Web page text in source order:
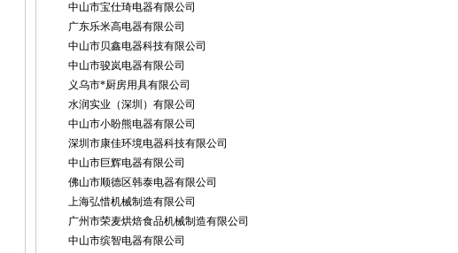
中山市宝仕琦电器有限公司
广东乐米高电器有限公司
中山市贝鑫电器科技有限公司
中山市骏岚电器有限公司
义乌市*厨房用具有限公司
水润实业（深圳）有限公司
中山市小盼熊电器有限公司
深圳市康佳环境电器科技有限公司
中山市巨辉电器有限公司
佛山市顺德区韩泰电器有限公司
上海弘惜机械制造有限公司
广州市荣麦烘焙食品机械制造有限公司
中山市缤智电器有限公司